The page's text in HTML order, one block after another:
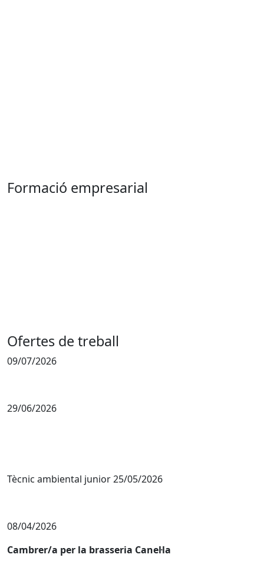
Formació empresarial
Ofertes de treball
09/07/2026
29/06/2026
Tècnic ambiental junior 25/05/2026
08/04/2026
Cambrer/a per la brasseria Canel·la